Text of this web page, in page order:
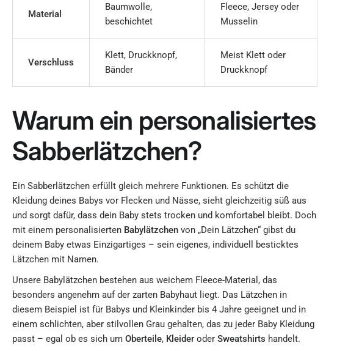
Material
Baumwolle,
beschichtet
Fleece, Jersey oder
Musselin
Verschluss
Klett, Druckknopf,
Bänder
Meist Klett oder
Druckknopf
Warum ein personalisiertes
Sabberlätzchen?
Ein Sabberlätzchen erfüllt gleich mehrere Funktionen. Es schützt die
Kleidung deines Babys vor Flecken und Nässe, sieht gleichzeitig süß aus
und sorgt dafür, dass dein Baby stets trocken und komfortabel bleibt. Doch
mit einem personalisierten Babylätzchenvon „Dein Lätzchen“ gibst du
deinem Baby etwas Einzigartiges – sein eigenes, individuell besticktes
Lätzchen mit Namen.
Unsere Babylätzchen bestehen aus weichem Fleece-Material, das
besonders angenehm auf der zarten Babyhaut liegt. Das Lätzchen in
diesem Beispiel ist für Babys und Kleinkinder bis 4 Jahre geeignet und in
einem schlichten, aber stilvollen Grau gehalten, das zu jeder Baby Kleidung
passt – egal ob es sich umOberteile, KleideroderSweatshirts handelt.